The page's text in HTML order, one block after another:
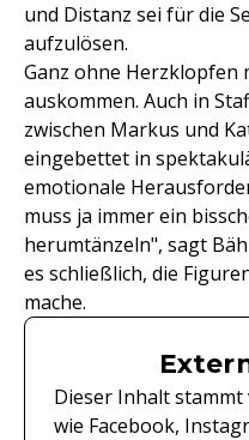
und Distanz sei für die
aufzulösen.
Ganz ohne Herzklopfen
auskommen. Auch in
zwischen Markus und
eingebettet in
emotionale
muss ja immer ein
herumtänzeln", sagt
es schließlich, die
mache.
Dieser Inhalt
wie Facebook,